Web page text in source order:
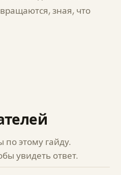
зная, что
этому гайду.
увидеть ответ.